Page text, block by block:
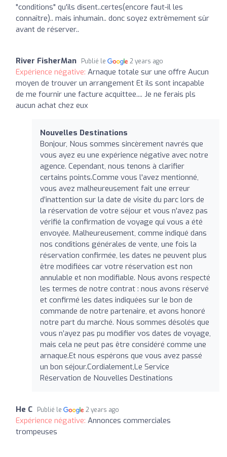
"conditions" qu'ils disent..certes(encore faut-il les
connaître).. mais inhumain.. donc soyez extrêmement sûr
avant de réserver..
River FisherMan Publié le 2 years ago
Expérience négative: Arnaque totale sur une offre Aucun
moyen de trouver un arrangement Et ils sont incapable
de me fournir une facture acquittee.... Je ne ferais pls
aucun achat chez eux
Nouvelles Destinations
Bonjour, Nous sommes sincèrement navrés que
vous ayez eu une expérience négative avec notre
agence. Cependant, nous tenons à clarifier
certains points.Comme vous l'avez mentionné,
vous avez malheureusement fait une erreur
d’inattention sur la date de visite du parc lors de
la réservation de votre séjour et vous n'avez pas
vérifié la confirmation de voyage qui vous a été
envoyée. Malheureusement, comme indiqué dans
nos conditions générales de vente, une fois la
réservation confirmée, les dates ne peuvent plus
être modifiées car votre réservation est non
annulable et non modifiable. Nous avons respecté
les termes de notre contrat : nous avons réservé
et confirmé les dates indiquées sur le bon de
commande de notre partenaire, et avons honoré
notre part du marché. Nous sommes désolés que
vous n’ayez pas pu modifier vos dates de voyage,
mais cela ne peut pas être considéré comme une
arnaque.Et nous espérons que vous avez passé
un bon séjour.Cordialement,Le Service
Réservation de Nouvelles Destinations
He C Publié le 2 years ago
Expérience négative: Annonces commerciales
trompeuses